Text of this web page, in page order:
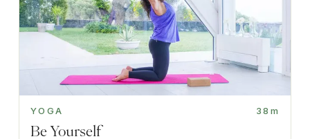
YOGA 38m
Be Yourself